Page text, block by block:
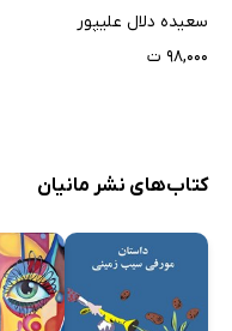
سعیده دلال علیپور
۹۸,۰۰۰ ت
کتاب‌های نشر مانیان